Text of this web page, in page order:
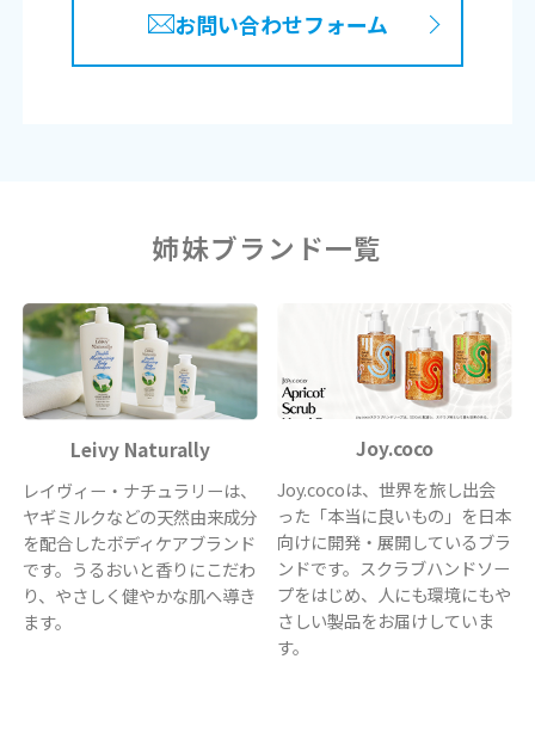
お問い合わせフォーム
姉妹ブランド一覧
Leivy Naturally
レイヴィー・ナチュラリーは、
ヤギミルクなどの天然由来成分
を配合したボディケアブランド
です。うるおいと香りにこだわ
り、やさしく健やかな肌へ導き
ます。
Joy.coco
Joy.cocoは、世界を旅し出会
った「本当に良いもの」を日本
向けに開発・展開しているブラ
ンドです。スクラブハンドソー
プをはじめ、人にも環境にもや
さしい製品をお届けしていま
す。